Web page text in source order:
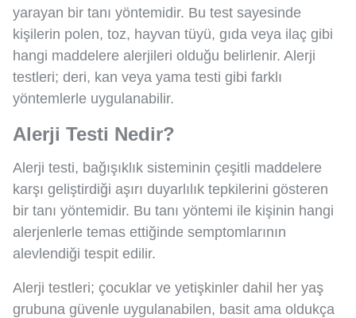
yarayan bir tanı yöntemidir. Bu test sayesinde
kişilerin polen, toz, hayvan tüyü, gıda veya ilaç gibi
hangi maddelere alerjileri olduğu belirlenir. Alerji
testleri; deri, kan veya yama testi gibi farklı
yöntemlerle uygulanabilir.
Alerji Testi Nedir?
Alerji testi, bağışıklık sisteminin çeşitli maddelere
karşı geliştirdiği aşırı duyarlılık tepkilerini gösteren
bir tanı yöntemidir. Bu tanı yöntemi ile kişinin hangi
alerjenlerle temas ettiğinde semptomlarının
alevlendiği tespit edilir.
Alerji testleri; çocuklar ve yetişkinler dahil her yaş
grubuna güvenle uygulanabilen, basit ama oldukça